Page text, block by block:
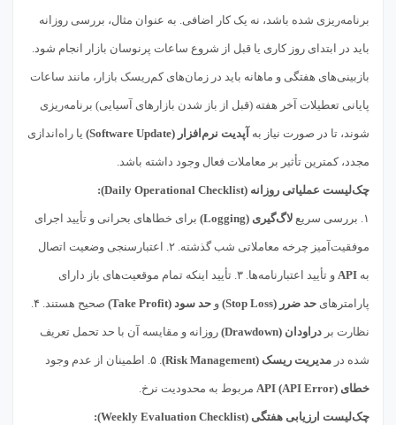
برنامه‌ریزی شده باشد، نه یک کار اضافی. به عنوان مثال، بررسی روزانه
باید در ابتدای روز کاری یا قبل از شروع ساعات پرنوسان بازار انجام شود.
بازبینی‌های هفتگی و ماهانه باید در زمان‌های کم‌ریسک بازار، مانند ساعات
پایانی تعطیلات آخر هفته (قبل از باز شدن بازارهای آسیایی) برنامه‌ریزی
شوند، تا در صورت نیاز به آپدیت نرم‌افزار (Software Update) یا راه‌اندازی
مجدد، کمترین تأثیر بر معاملات فعال وجود داشته باشد.
چک‌لیست عملیاتی روزانه (Daily Operational Checklist):
۱. بررسی سریع لاگ‌گیری (Logging) برای خطاهای بحرانی و تأیید اجرای
موفقیت‌آمیز چرخه معاملاتی شب گذشته. ۲. اعتبارسنجی وضعیت اتصال
به API و تأیید اعتبارنامه‌ها. ۳. تأیید اینکه تمام موقعیت‌های باز دارای
پارامترهای حد ضرر (Stop Loss) و حد سود (Take Profit) صحیح هستند. ۴.
نظارت بر دراودان (Drawdown) روزانه و مقایسه آن با حد تحمل تعریف
شده در مدیریت ریسک (Risk Management) . ۵. اطمینان از عدم وجود
خطای API (API Error) مربوط به محدودیت نرخ.
چک‌لیست ارزیابی هفتگی (Weekly Evaluation Checklist):